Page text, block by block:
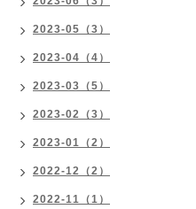
2023-05（3）
2023-04（4）
2023-03（5）
2023-02（3）
2023-01（2）
2022-12（2）
2022-11（1）